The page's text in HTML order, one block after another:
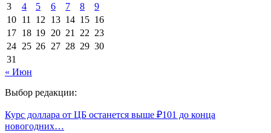
3
4 5 6 7 8
9
10 11 12 13 14 15 16
17 18 19 20 21 22 23
24 25 26 27 28 29 30
31
« Июн
Выбор редакции:
Курс доллара от ЦБ останется выше ₽101 до конца
новогодних…